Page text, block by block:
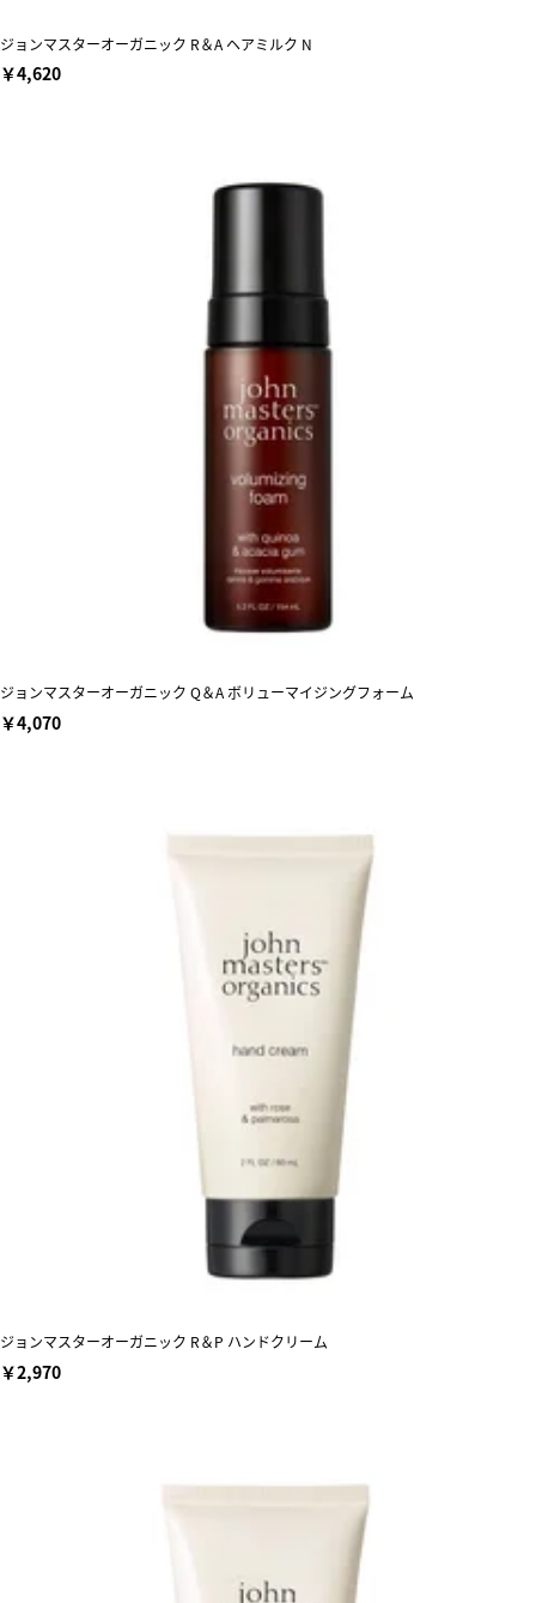
ジョンマスターオーガニック R＆A ヘアミルク N
￥4,620
ジョンマスターオーガニック Q＆A ボリューマイジングフォーム
￥4,070
ジョンマスターオーガニック R＆P ハンドクリーム
￥2,970